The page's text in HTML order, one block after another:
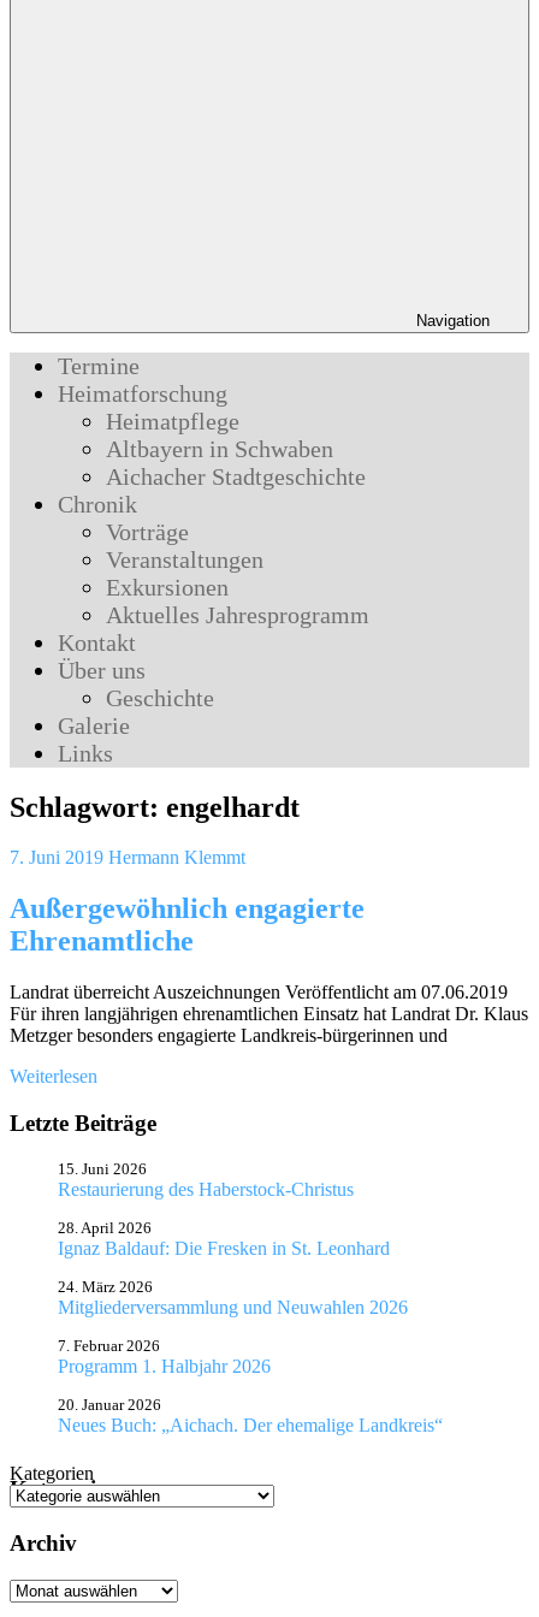
Navigation
Termine
Heimatforschung
Heimatpflege
Altbayern in Schwaben
Aichacher Stadtgeschichte
Chronik
Vorträge
Veranstaltungen
Exkursionen
Aktuelles Jahresprogramm
Kontakt
Über uns
Geschichte
Galerie
Links
Schlagwort: engelhardt
7. Juni 2019 Hermann Klemmt
Außergewöhnlich engagierte
Ehrenamtliche
Landrat überreicht Auszeichnungen Veröffentlicht am 07.06.2019
Für ihren langjährigen ehrenamtlichen Einsatz hat Landrat Dr. Klaus
Metzger besonders engagierte Landkreis-bürgerinnen und
Weiterlesen
Letzte Beiträge
Restaurierung des Haberstock-Christus
15. Juni 2026
Ignaz Baldauf: Die Fresken in St. Leonhard
28. April 2026
Mitgliederversammlung und Neuwahlen 2026
24. März 2026
Programm 1. Halbjahr 2026
7. Februar 2026
Neues Buch: „Aichach. Der ehemalige Landkreis“
20. Januar 2026
Kategorien
Kategorien
Archiv
Archiv